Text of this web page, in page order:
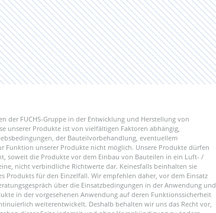
der FUCHS-Gruppe in der Entwicklung und Herstellung von
unserer Produkte ist von vielfältigen Faktoren abhängig,
der Bauteilvorbehandlung, eventuellem
Funktion unserer Produkte nicht möglich. Unsere Produkte dürfen
soweit die Produkte vor dem Einbau von Bauteilen in ein Luft- /
nicht verbindliche Richtwerte dar. Keinesfalls beinhalten sie
Produkts für den Einzelfall. Wir empfehlen daher, vor dem Einsatz
über die Einsatzbedingungen in der Anwendung und
in der vorgesehenen Anwendung auf deren Funktionssicherheit
weiterentwickelt. Deshalb behalten wir uns das Recht vor,